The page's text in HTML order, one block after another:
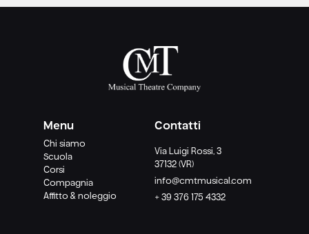
Menu
Chi siamo
Scuola
Corsi
Compagnia
Affitto & noleggio
Contatti
Via Luigi Rossi, 3
37132 (VR)
info@cmtmusical.com
+ 39 376 175 4332